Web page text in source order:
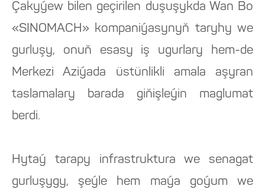
Çakyýew bilen geçirilen duşuşykda Wan Bo
«SINOMACH» kompaniýasynyň taryhy we
gurluşy, onuň esasy iş ugurlary hem-de
Merkezi Aziýada üstünlikli amala aşyran
taslamalary barada giňişleýin maglumat
berdi.
Hytaý tarapy infrastruktura we senagat
gurluşygy, şeýle hem maýa goýum we